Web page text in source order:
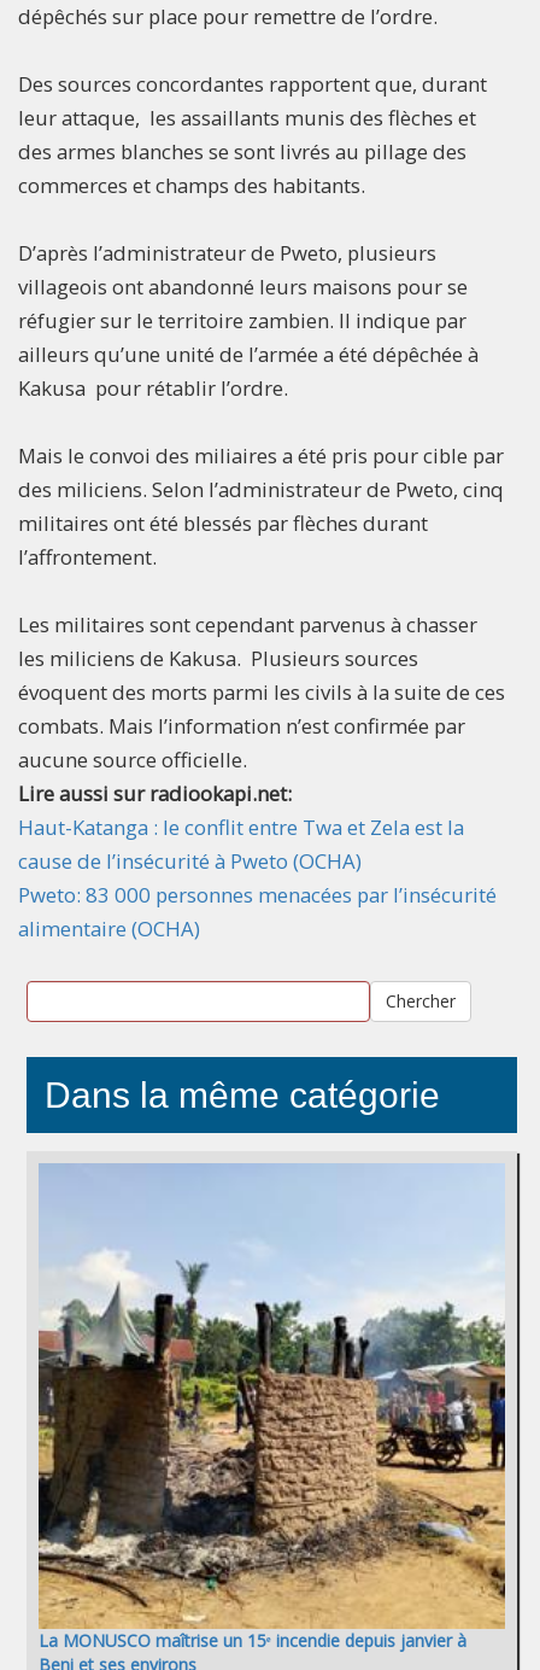
dépêchés sur place pour remettre de l’ordre.
Des sources concordantes rapportent que, durant
leur attaque, les assaillants munis des flèches et
des armes blanches se sont livrés au pillage des
commerces et champs des habitants.
D’après l’administrateur de Pweto, plusieurs
villageois ont abandonné leurs maisons pour se
réfugier sur le territoire zambien. Il indique par
ailleurs qu’une unité de l’armée a été dépêchée à
Kakusa pour rétablir l’ordre.
Mais le convoi des miliaires a été pris pour cible par
des miliciens. Selon l’administrateur de Pweto, cinq
militaires ont été blessés par flèches durant
l’affrontement.
Les militaires sont cependant parvenus à chasser
les miliciens de Kakusa. Plusieurs sources
évoquent des morts parmi les civils à la suite de ces
combats. Mais l’information n’est confirmée par
aucune source officielle.
Lire aussi sur radiookapi.net:
Haut-Katanga : le conflit entre Twa et Zela est la
cause de l’insécurité à Pweto (OCHA)
Pweto: 83 000 personnes menacées par l’insécurité
alimentaire (OCHA)
Chercher
Dans la même catégorie
La MONUSCO maîtrise un 15ᵉ incendie depuis janvier à
Beni et ses environs